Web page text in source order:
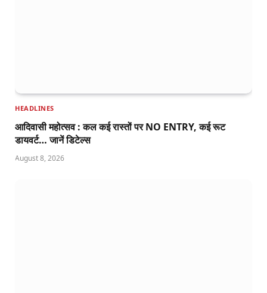
HEADLINES
आदिवासी महोत्सव : कल कई रास्तों पर NO ENTRY, कई रूट
डायवर्ट… जानें डिटेल्स
August 8, 2026